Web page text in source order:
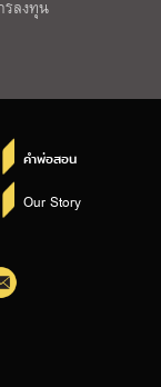
รลงทุน
คำพ่อสอน
Our Story